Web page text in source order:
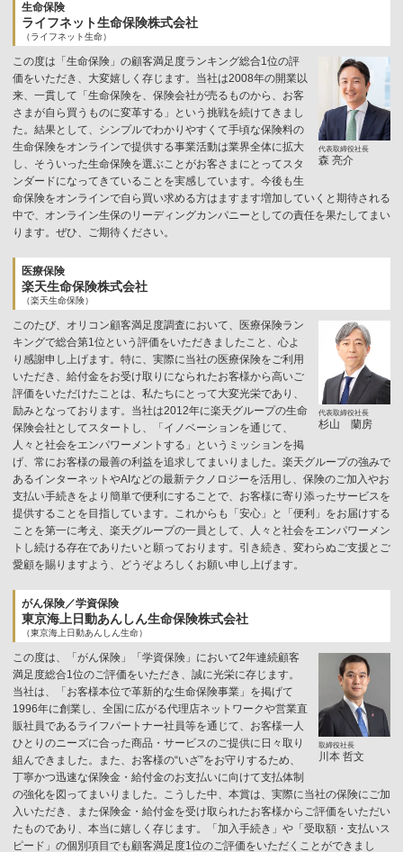
生命保険
ライフネット生命保険株式会社
（ライフネット生命）
代表取締役社長
森 亮介
この度は「生命保険」の顧客満足度ランキング総合1位の評
価をいただき、大変嬉しく存じます。当社は2008年の開業以
来、一貫して「生命保険を、保険会社が売るものから、お客
さまが自ら買うものに変革する」という挑戦を続けてきまし
た。結果として、シンプルでわかりやすくて手頃な保険料の
生命保険をオンラインで提供する事業活動は業界全体に拡大
し、そういった生命保険を選ぶことがお客さまにとってスタ
ンダードになってきていることを実感しています。今後も生
命保険をオンラインで自ら買い求める方はますます増加していくと期待される
中で、オンライン生保のリーディングカンパニーとしての責任を果たしてまい
ります。ぜひ、ご期待ください。
医療保険
楽天生命保険株式会社
（楽天生命保険）
代表取締役社長
杉山 蘭房
このたび、オリコン顧客満足度調査において、医療保険ラン
キングで総合第1位という評価をいただきましたこと、心よ
り感謝申し上げます。特に、実際に当社の医療保険をご利用
いただき、給付金をお受け取りになられたお客様から高いご
評価をいただけたことは、私たちにとって大変光栄であり、
励みとなっております。当社は2012年に楽天グループの生命
保険会社としてスタートし、「イノベーションを通じて、
人々と社会をエンパワーメントする」というミッションを掲
げ、常にお客様の最善の利益を追求してまいりました。楽天グループの強みで
あるインターネットやAIなどの最新テクノロジーを活用し、保険のご加入やお
支払い手続きをより簡単で便利にすることで、お客様に寄り添ったサービスを
提供することを目指しています。これからも「安心」と「便利」をお届けする
ことを第一に考え、楽天グループの一員として、人々と社会をエンパワーメン
トし続ける存在でありたいと願っております。引き続き、変わらぬご支援とご
愛顧を賜りますよう、どうぞよろしくお願い申し上げます。
がん保険／学資保険
東京海上日動あんしん生命保険株式会社
（東京海上日動あんしん生命）
取締役社長
川本 哲文
この度は、「がん保険」「学資保険」において2年連続顧客
満足度総合1位のご評価をいただき、誠に光栄に存じます。
当社は、「お客様本位で革新的な生命保険事業」を掲げて
1996年に創業し、全国に広がる代理店ネットワークや営業直
販社員であるライフパートナー社員等を通じて、お客様一人
ひとりのニーズに合った商品・サービスのご提供に日々取り
組んできました。また、お客様の“いざ”をお守りするため、
丁寧かつ迅速な保険金・給付金のお支払いに向けて支払体制
の強化を図ってまいりました。こうした中、本賞は、実際に当社の保険にご加
入いただき、また保険金・給付金を受け取られたお客様からご評価をいただい
たものであり、本当に嬉しく存じます。「加入手続き」や「受取額・支払いス
ピード」の個別項目でも顧客満足度1位のご評価をいただくことができまし